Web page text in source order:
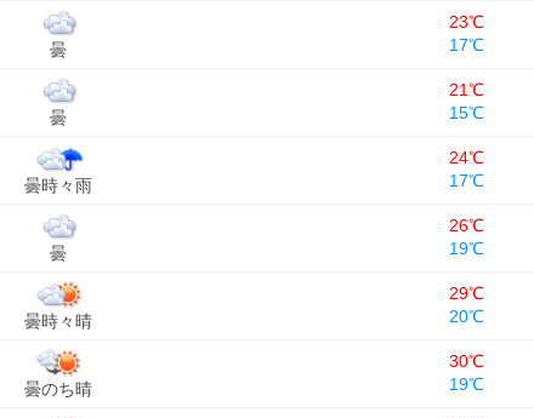
曇
23℃
17℃
曇
21℃
15℃
曇時々雨
24℃
17℃
曇
26℃
19℃
曇時々晴
29℃
20℃
曇のち晴
30℃
19℃